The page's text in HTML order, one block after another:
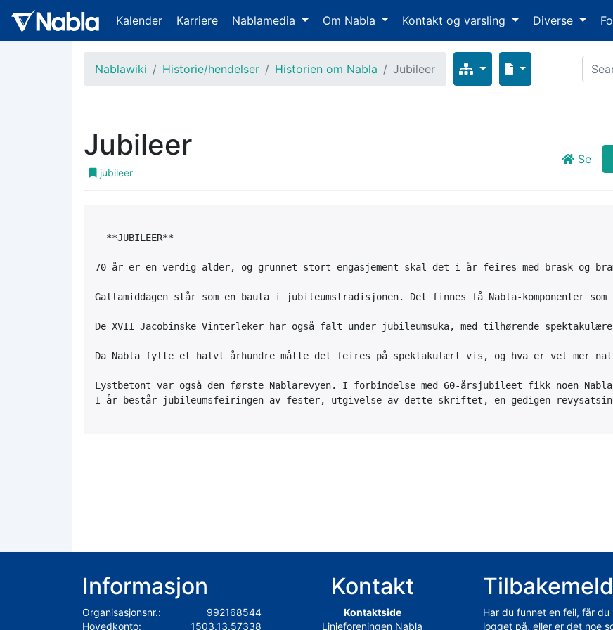
Kalender Karriere Nablamedia Om Nabla Kontakt og varsling Diverse
Nablawiki Historie/hendelser Historien om Nabla Jubileer
Jubileer
jubileer
Se
  **JUBILEER**
70 år er en verdig alder, og grunnet stort engasjement skal det i år feires med brask og
Gallamiddagen står som en bauta i jubileumstradisjonen. Det finnes få Nabla-
De XVII Jacobinske Vinterleker har også falt under jubileumsuka, med tilhørende
Da Nabla fylte et halvt århundre måtte det feires på spektakulært vis, og hva er vel mer
Lystbetont var også den første Nablarevyen. I forbindelse med 60-årsjubileet fikk noen
Informasjon
Organisasjonsnr.:
992168544
Hovedkonto:
1503.13.57338
Kontakt
Kontaktside
Linjeforeningen Nabla
Har du funnet en feil, får du
logget på, eller er det noe